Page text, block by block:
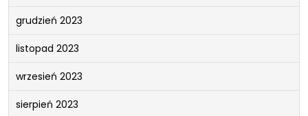
grudzień 2023
listopad 2023
wrzesień 2023
sierpień 2023